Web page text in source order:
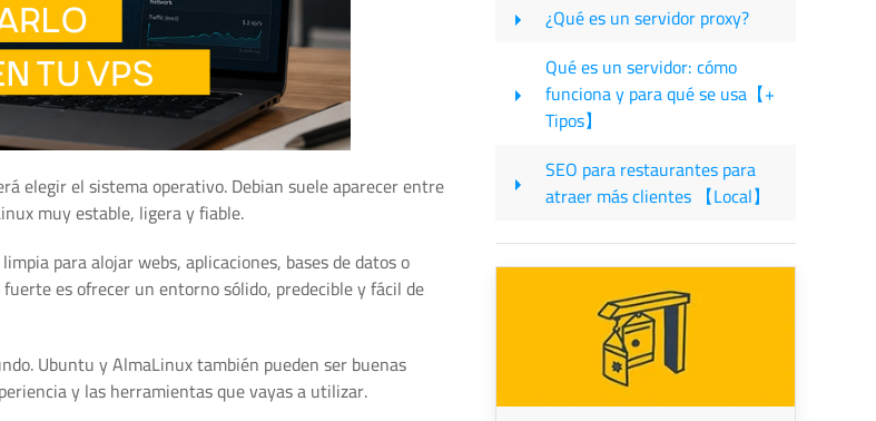
elegir el sistema operativo. Debian suele aparecer entre
muy estable, ligera y fiable.
para alojar webs, aplicaciones, bases de datos o
es ofrecer un entorno sólido, predecible y fácil de
Ubuntu y AlmaLinux también pueden ser buenas
y las herramientas que vayas a utilizar.
¿Qué es un servidor proxy?
Qué es un servidor: cómo
funciona y para qué se usa【+
Tipos】
SEO para restaurantes para
atraer más clientes 【Local】